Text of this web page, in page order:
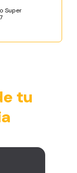
Super
tu